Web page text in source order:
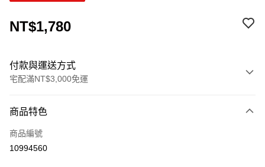
NT$1,780
付款與運送方式
宅配滿NT$3,000免運
信用卡一次付款
信用卡分期付款
商品特色
商品編號
10994560